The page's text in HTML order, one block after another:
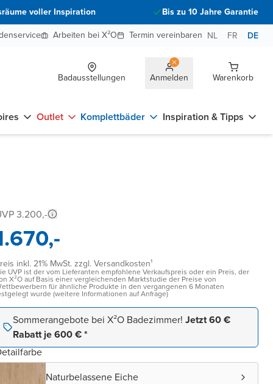
voller Inspiration
Bis zu 10 Jahre Garantie
Arbeiten bei X²O Termin vereinbaren NL FR DE
Badausstellungen Anmelden Warenkorb
Outlet Komplettbäder Inspiration & Tipps
3.200,-
inkl. 21% MwSt. zzgl. Versandkosten¹
UVP ist der vom Lieferanten empfohlene Verkaufspreis oder ein Preis, der
X²O auf Basis einer vergleichenden Marktstudie der Preise von
für ähnliche Produkte in den vergangenen 6 Monaten
wurde (weitere Informationen auf Anfrage)
Sommerangebote bei X²O Badezimmer! Jetzt 60 €
Rabatt je 600 € *
Naturbelassene Eiche